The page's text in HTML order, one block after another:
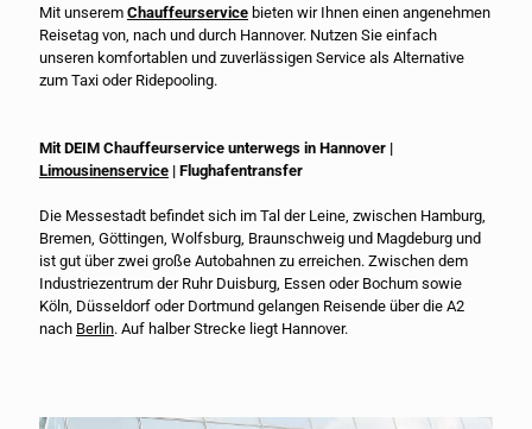
Mit unserem Chauffeurservice bieten wir Ihnen einen angenehmen
Reisetag von, nach und durch Hannover. Nutzen Sie einfach
unseren komfortablen und zuverlässigen Service als Alternative
zum Taxi oder Ridepooling.
Mit DEIM Chauffeurservice unterwegs in Hannover |
Limousinenservice | Flughafentransfer
Die Messestadt befindet sich im Tal der Leine, zwischen Hamburg,
Bremen, Göttingen, Wolfsburg, Braunschweig und Magdeburg und
ist gut über zwei große Autobahnen zu erreichen. Zwischen dem
Industriezentrum der Ruhr Duisburg, Essen oder Bochum sowie
Köln, Düsseldorf oder Dortmund gelangen Reisende über die A2
nach Berlin. Auf halber Strecke liegt Hannover.